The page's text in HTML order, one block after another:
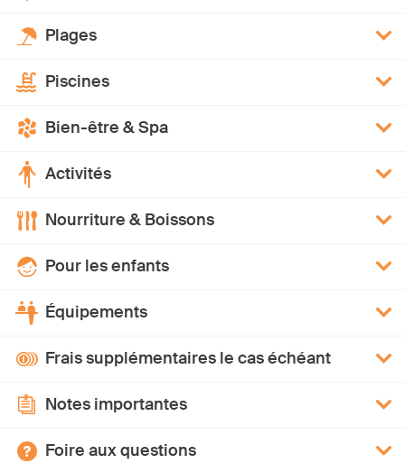
Plages
Piscines
Bien-être & Spa
Activités
Nourriture & Boissons
Pour les enfants
Équipements
Frais supplémentaires le cas échéant
Notes importantes
Foire aux questions